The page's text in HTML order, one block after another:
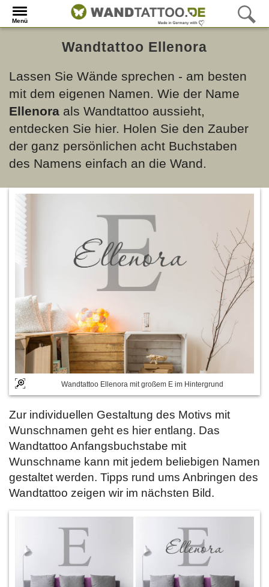
Menü
Wandtattoo Ellenora
Lassen Sie Wände sprechen - am besten
mit dem eigenen Namen. Wie der Name
Ellenora als Wandtattoo aussieht,
entdecken Sie hier. Holen Sie den Zauber
der ganz persönlichen acht Buchstaben
des Namens einfach an die Wand.
Wandtattoo Ellenora mit großem E im Hintergrund
Zur individuellen Gestaltung des Motivs mit
Wunschnamen geht es hier entlang. Das
Wandtattoo Anfangsbuchstabe mit
Wunschname kann mit jedem beliebigen Namen
gestaltet werden. Tipps rund ums Anbringen des
Wandtattoo zeigen wir im nächsten Bild.